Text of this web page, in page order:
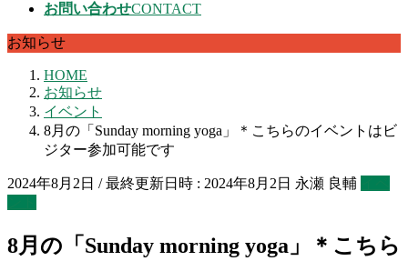
お問い合わせCONTACT
お知らせ
HOME
お知らせ
イベント
8月の「Sunday morning yoga」＊こちらのイベントはビ
ジター参加可能です
2024年8月2日 / 最終更新日時 : 2024年8月2日 永瀬 良輔
8月の「Sunday morning yoga」＊こちら